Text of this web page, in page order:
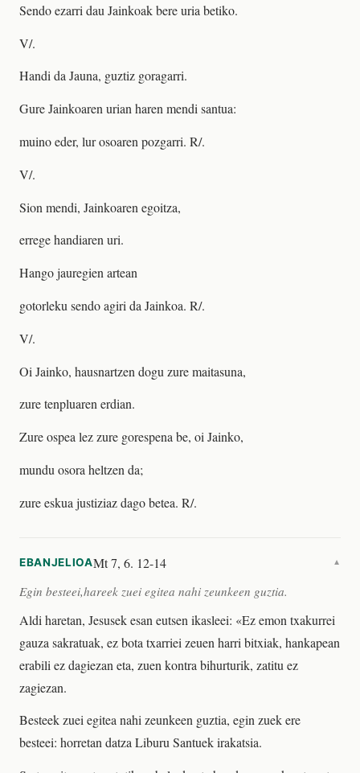
Sendo ezarri dau Jainkoak bere uria betiko.
V/.
Handi da Jauna, guztiz goragarri.
Gure Jainkoaren urian haren mendi santua:
muino eder, lur osoaren pozgarri. R/.
V/.
Sion mendi, Jainkoaren egoitza,
errege handiaren uri.
Hango jauregien artean
gotorleku sendo agiri da Jainkoa. R/.
V/.
Oi Jainko, hausnartzen dogu zure maitasuna,
zure tenpluaren erdian.
Zure ospea lez zure gorespena be, oi Jainko,
mundu osora heltzen da;
zure eskua justiziaz dago betea. R/.
EBANJELIOAMt 7, 6. 12-14 ▼
Egin besteei,hareek zuei egitea nahi zeunkeen guztia.
Aldi haretan, Jesusek esan eutsen ikasleei: «Ez emon txakurrei
gauza sakratuak, ez bota txarriei zeuen harri bitxiak, hankapean
erabili ez dagiezan eta, zuen kontra bihurturik, zatitu ez
zagiezan.
Besteek zuei egitea nahi zeunkeen guztia, egin zuek ere
besteei: horretan datza Liburu Santuek irakatsia.